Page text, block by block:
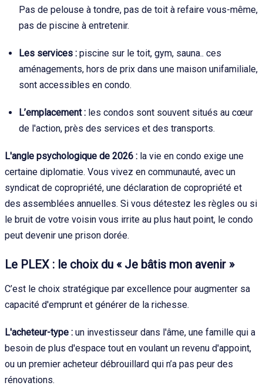
Pas de pelouse à tondre, pas de toit à refaire vous-même,
pas de piscine à entretenir.
Les services : piscine sur le toit, gym, sauna.. ces
aménagements, hors de prix dans une maison unifamiliale,
sont accessibles en condo.
L’emplacement : les condos sont souvent situés au cœur
de l'action, près des services et des transports.
L'angle psychologique de 2026 : la vie en condo exige une
certaine diplomatie. Vous vivez en communauté, avec un
syndicat de copropriété, une déclaration de copropriété et
des assemblées annuelles. Si vous détestez les règles ou si
le bruit de votre voisin vous irrite au plus haut point, le condo
peut devenir une prison dorée.
Le PLEX : le choix du « Je bâtis mon avenir »
C’est le choix stratégique par excellence pour augmenter sa
capacité d'emprunt et générer de la richesse.
L'acheteur-type : un investisseur dans l'âme, une famille qui a
besoin de plus d'espace tout en voulant un revenu d'appoint,
ou un premier acheteur débrouillard qui n’a pas peur des
rénovations.